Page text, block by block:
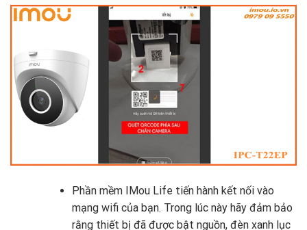
Phần mềm IMou Life tiến hành kết nối vào
mạng wifi của bạn. Trong lúc này hãy đảm bảo
rằng thiết bị đã được bật nguồn, đèn xanh lục